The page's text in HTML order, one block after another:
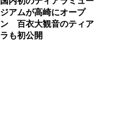
ジアムが高崎にオープ
ン 百衣大観音のティア
ラも初公開